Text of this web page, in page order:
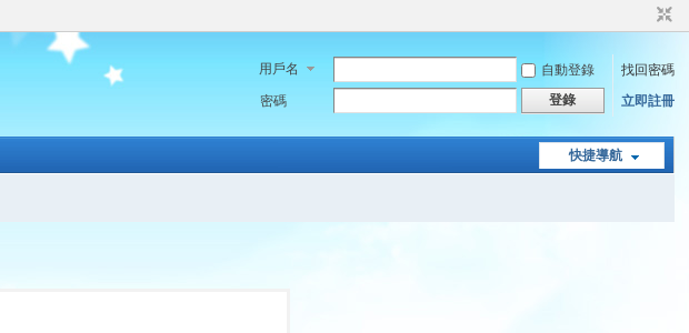
用戶名 自動登錄
找回密碼
密碼
登錄 立即註冊
快捷導航